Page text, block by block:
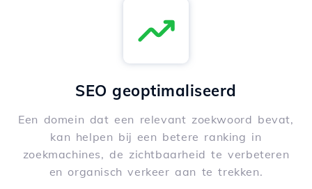
SEO geoptimaliseerd
Een domein dat een relevant zoekwoord bevat,
kan helpen bij een betere ranking in
zoekmachines, de zichtbaarheid te verbeteren
en organisch verkeer aan te trekken.